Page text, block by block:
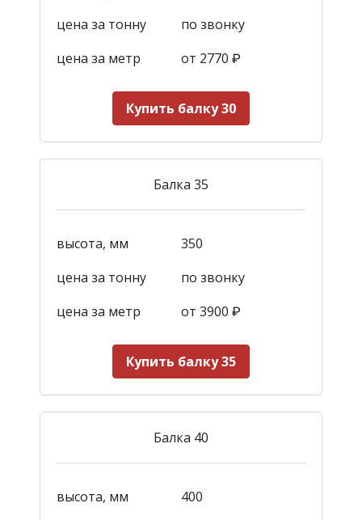
цена за тонну
по звонку
цена за метр
от 2770 ₽
Купить балку 30
Балка 35
высота, мм
350
цена за тонну
по звонку
цена за метр
от 3900 ₽
Купить балку 35
Балка 40
высота, мм 400